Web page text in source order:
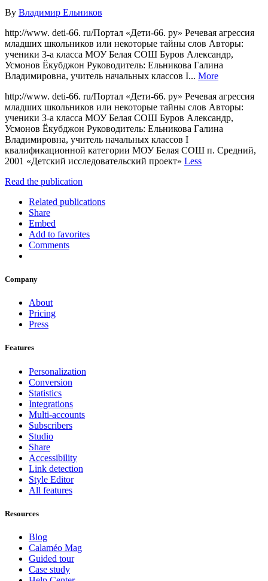
By Владимир Ельников
http://www. deti-66. ru/Портал «Дети-66. ру» Речевая агрессия
младших школьников или некоторые тайны слов Авторы:
ученики 3-а класса МОУ Белая СОШ Буров Александр,
Усмонов Ёкубджон Руководитель: Ельникова Галина
Владимировна, учитель начальных классов I... More
http://www. deti-66. ru/Портал «Дети-66. ру» Речевая агрессия
младших школьников или некоторые тайны слов Авторы:
ученики 3-а класса МОУ Белая СОШ Буров Александр,
Усмонов Ёкубджон Руководитель: Ельникова Галина
Владимировна, учитель начальных классов I
квалификационной категории МОУ Белая СОШ п. Средний,
2001 «Детский исследовательский проект» Less
Read the publication
Related publications
Share
Embed
Add to favorites
Comments
Company
About
Pricing
Press
Features
Personalization
Conversion
Statistics
Integrations
Multi-accounts
Subscribers
Studio
Share
Accessibility
Link detection
Style Editor
All features
Resources
Blog
Calaméo Mag
Guided tour
Case study